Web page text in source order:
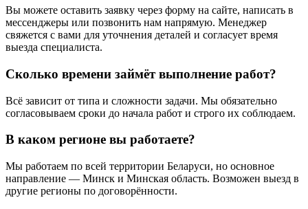
Вы можете оставить заявку через форму на сайте, написать в
мессенджеры или позвонить нам напрямую. Менеджер
свяжется с вами для уточнения деталей и согласует время
выезда специалиста.
Сколько времени займёт выполнение работ?
Всё зависит от типа и сложности задачи. Мы обязательно
согласовываем сроки до начала работ и строго их соблюдаем.
В каком регионе вы работаете?
Мы работаем по всей территории Беларуси, но основное
направление — Минск и Минская область. Возможен выезд в
другие регионы по договорённости.